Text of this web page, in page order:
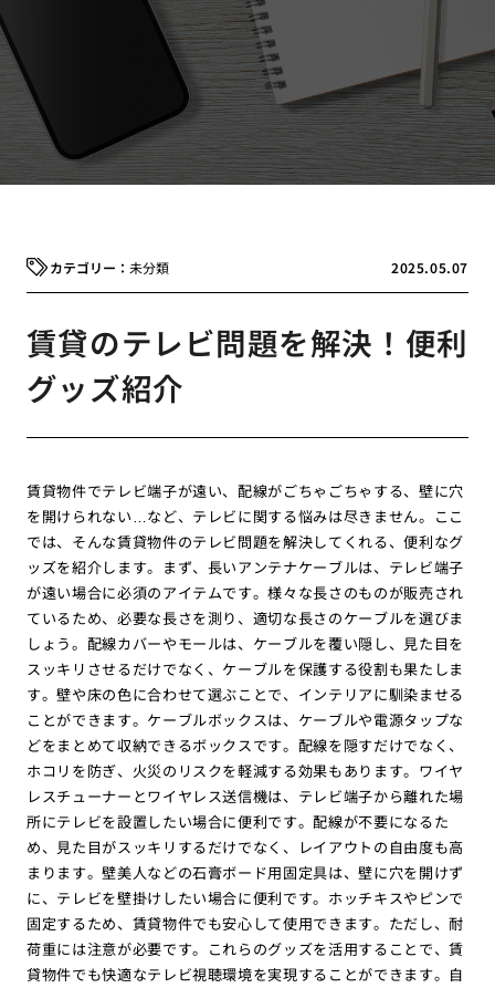
2025.05.07
未分類
賃貸のテレビ問題を解決！便利
グッズ紹介
賃貸物件でテレビ端子が遠い、配線がごちゃごちゃする、壁に穴
を開けられない…など、テレビに関する悩みは尽きません。ここ
では、そんな賃貸物件のテレビ問題を解決してくれる、便利なグ
ッズを紹介します。まず、長いアンテナケーブルは、テレビ端子
が遠い場合に必須のアイテムです。様々な長さのものが販売され
ているため、必要な長さを測り、適切な長さのケーブルを選びま
しょう。配線カバーやモールは、ケーブルを覆い隠し、見た目を
スッキリさせるだけでなく、ケーブルを保護する役割も果たしま
す。壁や床の色に合わせて選ぶことで、インテリアに馴染ませる
ことができます。ケーブルボックスは、ケーブルや電源タップな
どをまとめて収納できるボックスです。配線を隠すだけでなく、
ホコリを防ぎ、火災のリスクを軽減する効果もあります。ワイヤ
レスチューナーとワイヤレス送信機は、テレビ端子から離れた場
所にテレビを設置したい場合に便利です。配線が不要になるた
め、見た目がスッキリするだけでなく、レイアウトの自由度も高
まります。壁美人などの石膏ボード用固定具は、壁に穴を開けず
に、テレビを壁掛けしたい場合に便利です。ホッチキスやピンで
固定するため、賃貸物件でも安心して使用できます。ただし、耐
荷重には注意が必要です。これらのグッズを活用することで、賃
貸物件でも快適なテレビ視聴環境を実現することができます。自